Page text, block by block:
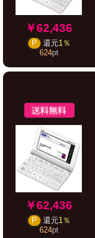
￥62,436
P 還元1％
624pt
￥62,436
P 還元1％
624pt